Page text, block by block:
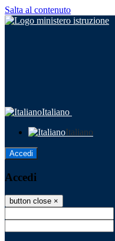
Salta al contenuto
Italiano
Italiano
Accedi
Accedi
button close ×